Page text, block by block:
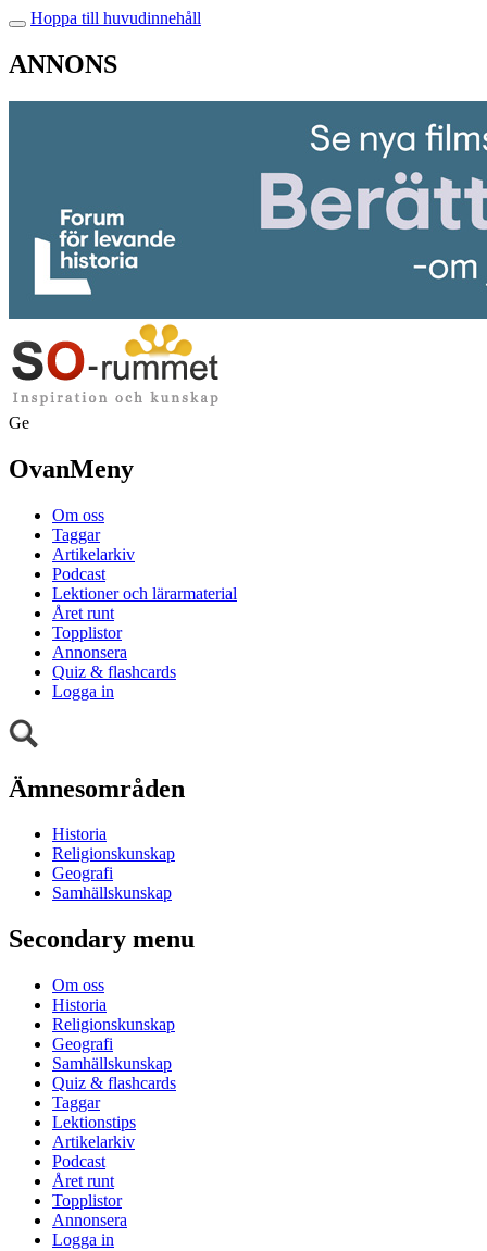
Hoppa till huvudinnehåll
ANNONS
Ge
OvanMeny
Om oss
Taggar
Artikelarkiv
Podcast
Lektioner och lärarmaterial
Året runt
Topplistor
Annonsera
Quiz & flashcards
Logga in
Ämnesområden
Historia
Religionskunskap
Geografi
Samhällskunskap
Secondary menu
Om oss
Historia
Religionskunskap
Geografi
Samhällskunskap
Quiz & flashcards
Taggar
Lektionstips
Artikelarkiv
Podcast
Året runt
Topplistor
Annonsera
Logga in